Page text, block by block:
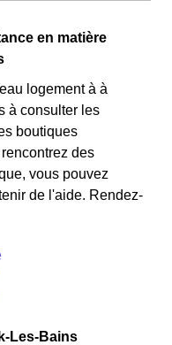
d'électricité en
en à Sierck-Les-
et est accessible aux
l'avaient choisie
: pendant 22 jours,
quatre, tandis que
est réduit de 20% par
Les-Bains. ⚡💸
en matière
logement à à
à consulter les
boutiques
des
vous pouvez
de l'aide. Rendez-
Les-Bains